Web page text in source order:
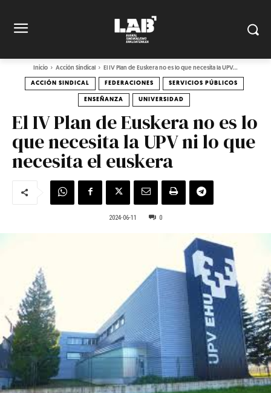
Inicio Acción Sindical El IV Plan de Euskera no es lo que necesita la UPV...
ACCIÓN SINDICAL FEDERACIONES SERVICIOS PÚBLICOS
ENSEÑANZA UNIVERSIDAD
El IV Plan de Euskera no es lo
que necesita la UPV ni lo que
necesita el euskera
2024-06-11 0